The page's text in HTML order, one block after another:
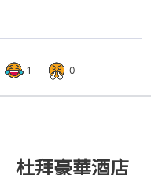
1 0
杜拜豪華酒店